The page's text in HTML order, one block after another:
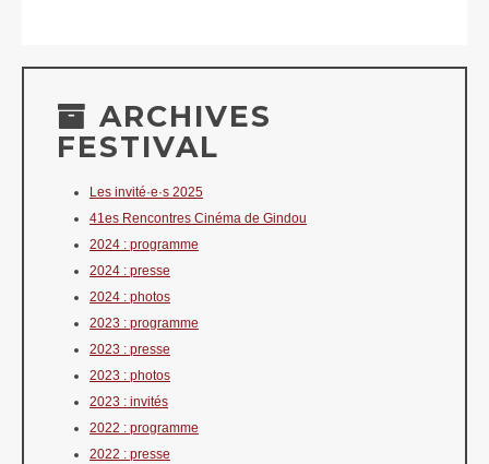
ARCHIVES
FESTIVAL
Les invité·e·s 2025
41es Rencontres Cinéma de Gindou
2024 : programme
2024 : presse
2024 : photos
2023 : programme
2023 : presse
2023 : photos
2023 : invités
2022 : programme
2022 : presse